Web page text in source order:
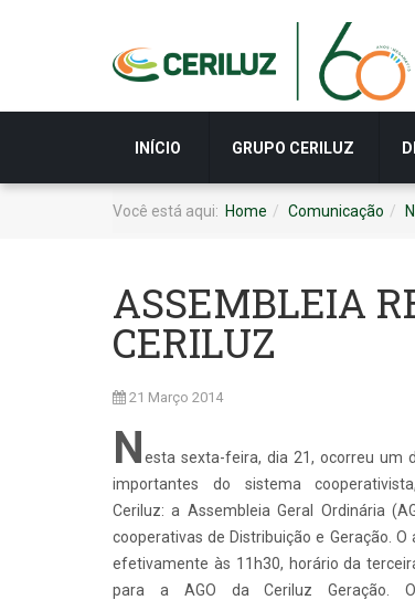
INÍCIO GRUPO CERILUZ
Você está aqui: Home Comunicação
ASSEMBLEIA
CERILUZ
21 Março 2014
Nesta sexta-feira, dia 21, ocorreu um
importantes do sistema
Ceriluz: a Assembleia Geral Ordinária
cooperativas de Distribuição e Geração. O
efetivamente às 11h30, horário da
para a AGO da Ceriluz Geração.